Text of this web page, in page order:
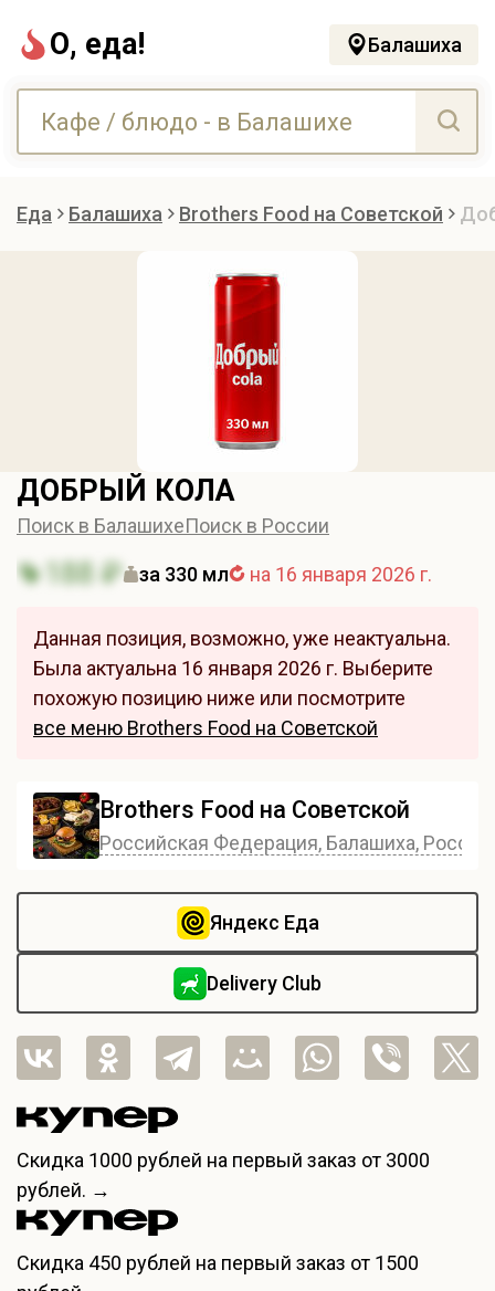
О, еда! Балашиха
Еда Балашиха Brothers Food на Советской
ДОБРЫЙ КОЛА
Поиск в БалашихеПоиск в России
188 ₽ за 330 мл на 16 января 2026 г.
Данная позиция, возможно, уже неактуальна.
Была актуальна 16 января 2026 г. Выберите
похожую позицию ниже или посмотрите
все меню Brothers Food на Советской
Brothers Food на Советской
Российская Федерация, Балашиха,
Яндекс Еда
Delivery Club
Скидка 1000 рублей на первый заказ от 3000
рублей. →
Скидка 450 рублей на первый заказ от 1500